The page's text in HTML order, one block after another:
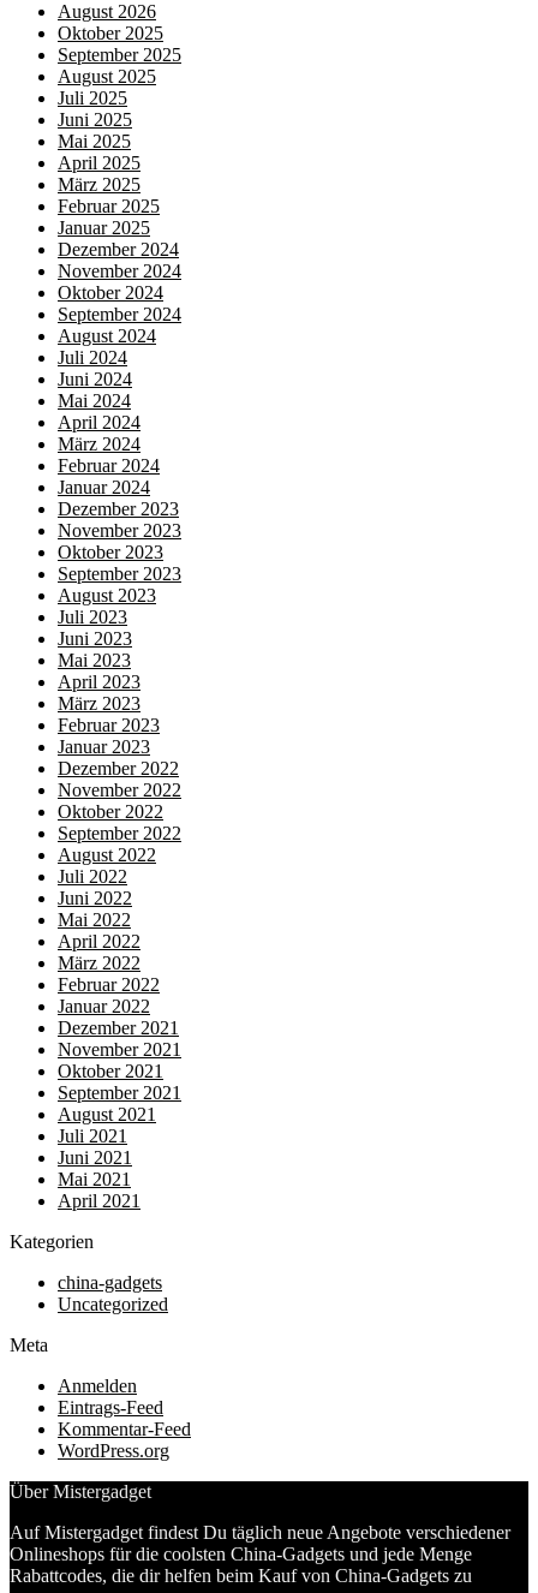
August 2026
Oktober 2025
September 2025
August 2025
Juli 2025
Juni 2025
Mai 2025
April 2025
März 2025
Februar 2025
Januar 2025
Dezember 2024
November 2024
Oktober 2024
September 2024
August 2024
Juli 2024
Juni 2024
Mai 2024
April 2024
März 2024
Februar 2024
Januar 2024
Dezember 2023
November 2023
Oktober 2023
September 2023
August 2023
Juli 2023
Juni 2023
Mai 2023
April 2023
März 2023
Februar 2023
Januar 2023
Dezember 2022
November 2022
Oktober 2022
September 2022
August 2022
Juli 2022
Juni 2022
Mai 2022
April 2022
März 2022
Februar 2022
Januar 2022
Dezember 2021
November 2021
Oktober 2021
September 2021
August 2021
Juli 2021
Juni 2021
Mai 2021
April 2021
Kategorien
china-gadgets
Uncategorized
Meta
Anmelden
Eintrags-Feed
Kommentar-Feed
WordPress.org
Über Mistergadget
Auf Mistergadget findest Du täglich neue Angebote verschiedener
Onlineshops für die coolsten China-Gadgets und jede Menge
Rabattcodes, die dir helfen beim Kauf von China-Gadgets zu